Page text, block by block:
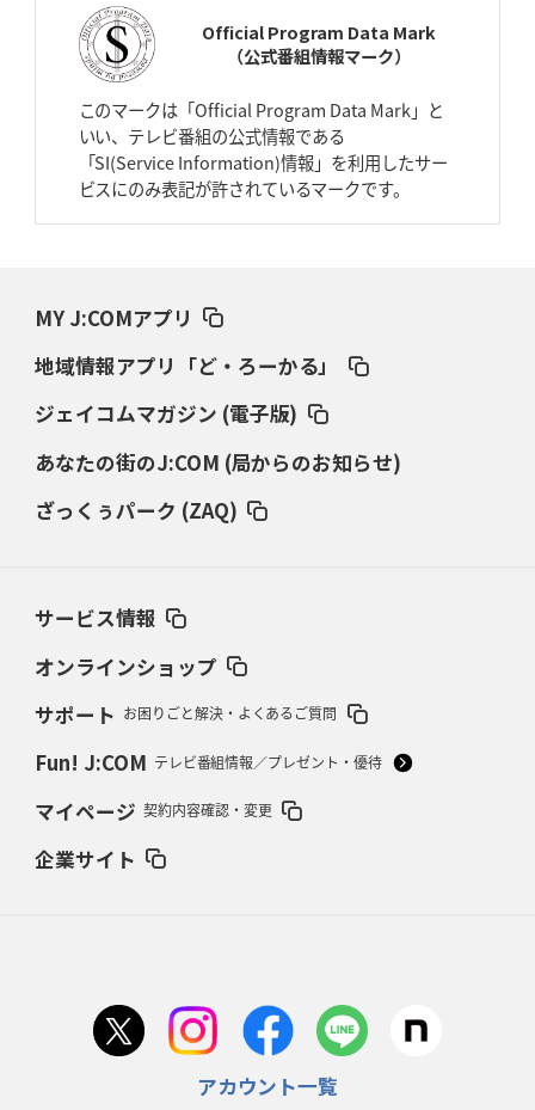
スティーラーズ、名門復活の足音
2026年4月2日(木)更新
2026年3月26日(木)更新
AZ-COM丸和、リーグワンへ参入決定 「フィールド丸ごと計測機器」の
ダイナボアーズ、“逆輸入SO”三宅駿
「ニュージーランドのフレア（閃
2026年3月5日(木)更新
2026年2月19日(木)更新
37年女子W杯招致への課題と期待
2026年2月12日(木)更新
2026年2月5日(木)更新
占い方
首位スピアーズ、充実の攻撃力 「湧き出る」パスでトライ量産
Official Program Data Mark
（公式番組情報マーク）
このマークは「Official Program Data Mark」と
いい、テレビ番組の公式情報である
「SI(Service Information)情報」を利用したサー
ビスにのみ表記が許されているマークです。
MY J:COMアプリ
地域情報アプリ「ど・ろーかる」
ジェイコムマガジン (電子版)
あなたの街のJ:COM (局からのお知らせ)
ざっくぅパーク (ZAQ)
サービス情報
オンラインショップ
サポート お困りごと解決・よくあるご質問
Fun! J:COM テレビ番組情報／プレゼント・優待
マイページ 契約内容確認・変更
企業サイト
アカウント一覧